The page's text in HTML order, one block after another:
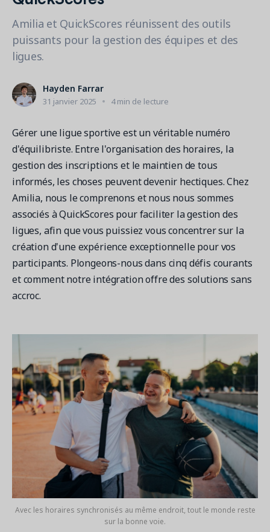
FONCTIONNALITÉS
Gestion multi-sites
Gestion du personnel
gestion le plus performant.
Loisirs municipaux
Natation
Centres sportifs
YMCA
Voir toutes les industries
Blogue
Tendances et nouveautés
Ressources et webinaires
Amilia University
RESSOURCES SUPPLÉMENTAIRES
Amilia University (Connexion)
Centre d'aide
Mises à jour
Étude de cas
Real Amilia customers. Inspiring stories.
Centre d'aide
1 877-343-0004
Amilia et QuickScores réunissent des outils
puissants pour la gestion des équipes et des
ligues.
Hayden Farrar
31 janvier 2025 4 min de lecture
Gérer une ligue sportive est un véritable numéro
d'équilibriste. Entre l'organisation des horaires, la
gestion des inscriptions et le maintien de tous
informés, les choses peuvent devenir hectiques. Chez
Amilia, nous le comprenons et nous nous sommes
associés à QuickScores pour faciliter la gestion des
ligues, afin que vous puissiez vous concentrer sur la
création d'une expérience exceptionnelle pour vos
participants. Plongeons-nous dans cinq défis courants
et comment notre intégration offre des solutions sans
accroc.
Avec les horaires synchronisés au même endroit, tout le monde reste
sur la bonne voie.